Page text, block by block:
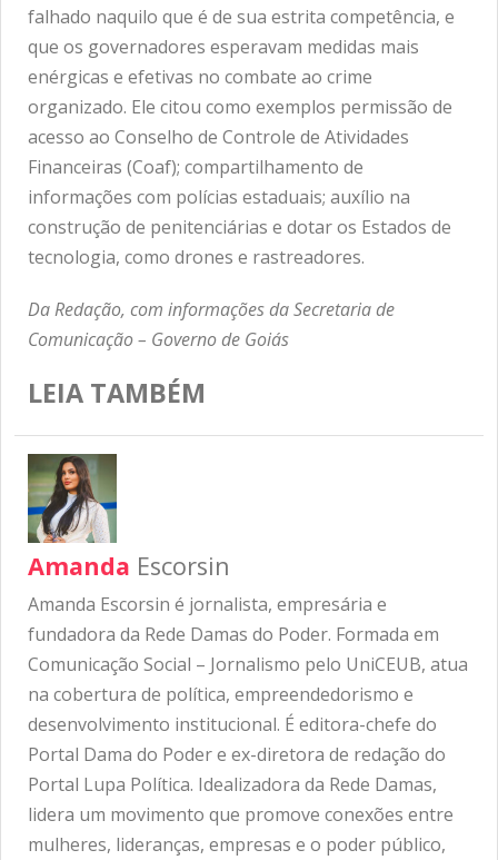
falhado naquilo que é de sua estrita competência, e
que os governadores esperavam medidas mais
enérgicas e efetivas no combate ao crime
organizado. Ele citou como exemplos permissão de
acesso ao Conselho de Controle de Atividades
Financeiras (Coaf); compartilhamento de
informações com polícias estaduais; auxílio na
construção de penitenciárias e dotar os Estados de
tecnologia, como drones e rastreadores.
Da Redação, com informações da Secretaria de
Comunicação – Governo de Goiás
LEIA TAMBÉM
Amanda Escorsin
Amanda Escorsin é jornalista, empresária e
fundadora da Rede Damas do Poder. Formada em
Comunicação Social – Jornalismo pelo UniCEUB, atua
na cobertura de política, empreendedorismo e
desenvolvimento institucional. É editora-chefe do
Portal Dama do Poder e ex-diretora de redação do
Portal Lupa Política. Idealizadora da Rede Damas,
lidera um movimento que promove conexões entre
mulheres, lideranças, empresas e o poder público,